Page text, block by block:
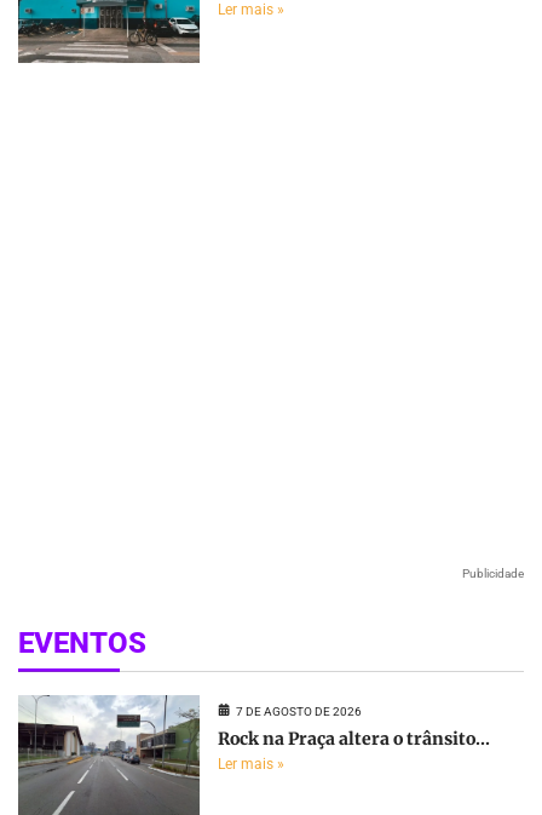
Ler mais »
Publicidade
EVENTOS
7 DE AGOSTO DE 2026
Rock na Praça altera o trânsito...
Ler mais »